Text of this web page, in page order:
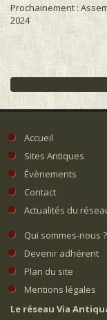
Prochainement :
2024
Accueil
Sites Antiques
Évènements
Contact
Actualités du
Qui sommes-nous ?
Devenir adhérent
Plan du site
Mentions légales
Le réseau Via